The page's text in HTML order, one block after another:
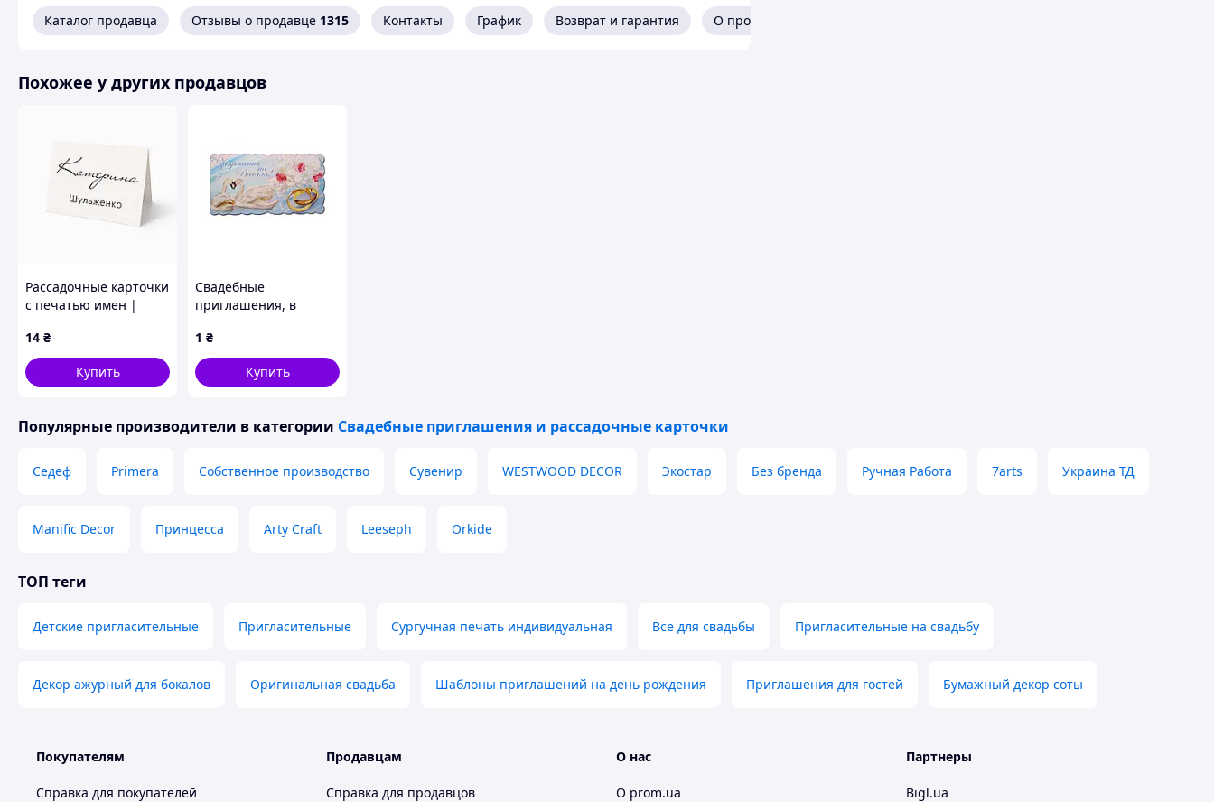
подразумевает указание даты, времени и адреса проведения мероприятия.
Каталог продавца Отзывы о продавце 1315 Контакты График Возврат и гарантия О продавце
Похожее у других продавцов
Рассадочные карточки
с печатью имен |
0001)
14 ₴
Купить
Свадебные
приглашения, в
1 ₴
Купить
Популярные производители в категории Свадебные приглашения и рассадочные карточки
Седеф Primera Собственное производство Сувенир WESTWOOD DECOR Экостар Без бренда Ручная Работа 7arts Украина ТД
Manific Decor Принцесса Arty Craft Leeseph Orkide
ТОП теги
Детские пригласительные Пригласительные Сургучная печать индивидуальная Все для свадьбы Пригласительные на свадьбу
Декор ажурный для бокалов Оригинальная свадьба Шаблоны приглашений на день рождения Приглашения для гостей Бумажный декор соты
Покупателям
Справка для покупателей
Продавцам
Справка для продавцов
О нас
О prom.ua
Партнеры
Bigl.ua